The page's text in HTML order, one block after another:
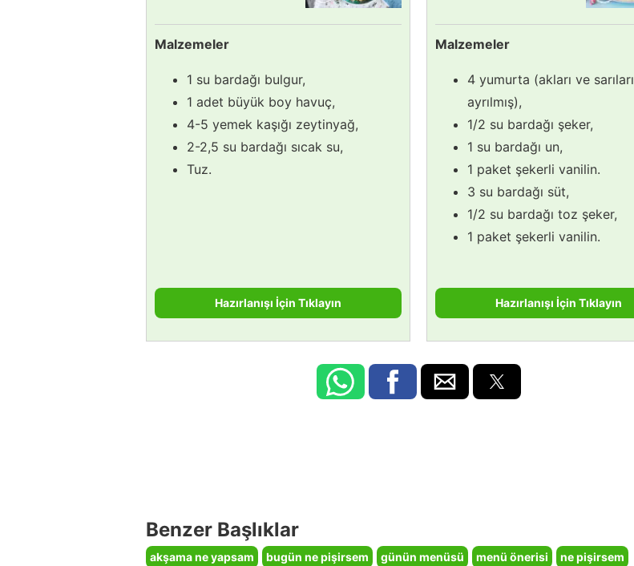
Malzemeler
1 su bardağı bulgur,
1 adet büyük boy havuç,
4-5 yemek kaşığı zeytinyağ,
2-2,5 su bardağı sıcak su,
Tuz.
Hazırlanışı İçin Tıklayın
Malzemeler
4 yumurta (akları ve sarıları
ayrılmış),
1/2 su bardağı şeker,
1 su bardağı un,
1 paket şekerli vanilin.
3 su bardağı süt,
1/2 su bardağı toz şeker,
1 paket şekerli vanilin.
Hazırlanışı İçin Tıklayın
Benzer Başlıklar
akşama ne yapsam bugün ne pişirsem günün menüsü menü önerisi
ne pişirsem